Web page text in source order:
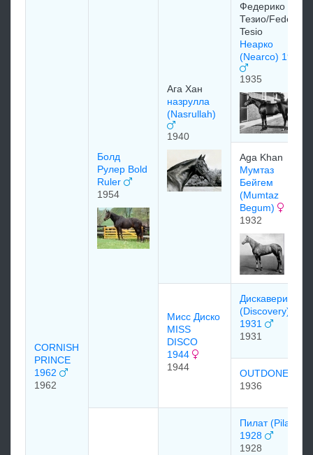
CORNISH
PRINCE
1962
1962
Болд
Рулер Bold
Ruler
1954
Ага Хан
назрулла
(Nasrullah)
1940
Федерико
Тезио/Federico
Tesio
Неарко
(Nearco) 1935
1935
Aga Khan
Mумтаз
Бeйгeм
(Mumtaz
Begum)
1932
Мисс Диско
MISS
DISCO
1944
1944
Диcкавеpи
(Discovery)
1931
1931
OUTDONE
1936
Пилат (Pilate)
1928
1928